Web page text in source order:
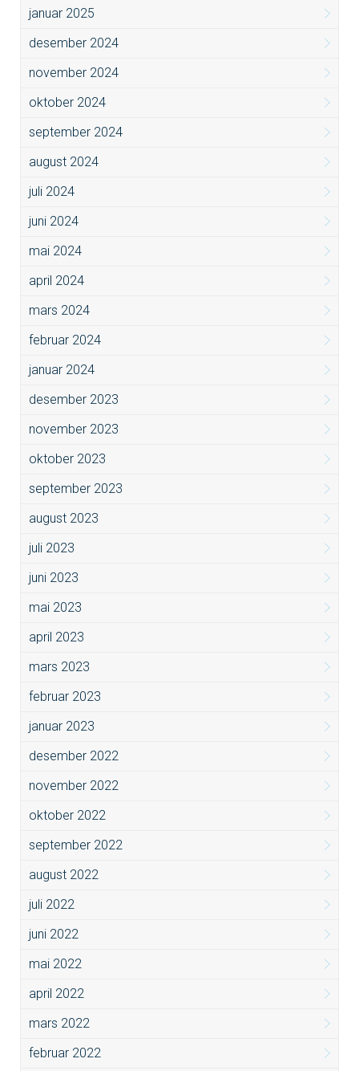
januar 2025
desember 2024
november 2024
oktober 2024
september 2024
august 2024
juli 2024
juni 2024
mai 2024
april 2024
mars 2024
februar 2024
januar 2024
desember 2023
november 2023
oktober 2023
september 2023
august 2023
juli 2023
juni 2023
mai 2023
april 2023
mars 2023
februar 2023
januar 2023
desember 2022
november 2022
oktober 2022
september 2022
august 2022
juli 2022
juni 2022
mai 2022
april 2022
mars 2022
februar 2022